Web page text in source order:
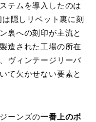
テムを導入したのは
隠しリベット裏に刻
裏への刻印が主流と
造された工場の所在
ヴィンテージリーバ
て欠かせない要素と
ーンズの一番上のボ